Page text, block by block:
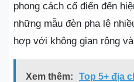
phong cách cổ điển đến
những mẫu đèn pha lê
hợp với không gian rộng
Xem thêm:
Top 5+ địa